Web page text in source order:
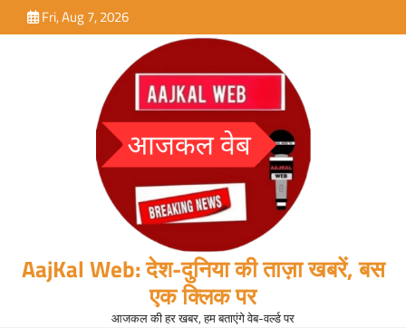
to
Fri, Aug 7, 2026
AajKal Web: देश-दुनिया की ताज़ा खबरें, बस
एक क्लिक पर
आजकल की हर खबर, हम बताएंगे वेब-वर्ल्ड पर